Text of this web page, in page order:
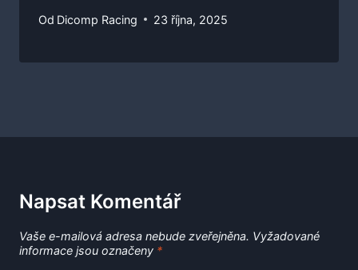
Od Dicomp Racing 23 října, 2025
Napsat Komentář
Vaše e-mailová adresa nebude zveřejněna. Vyžadované
informace jsou označeny *